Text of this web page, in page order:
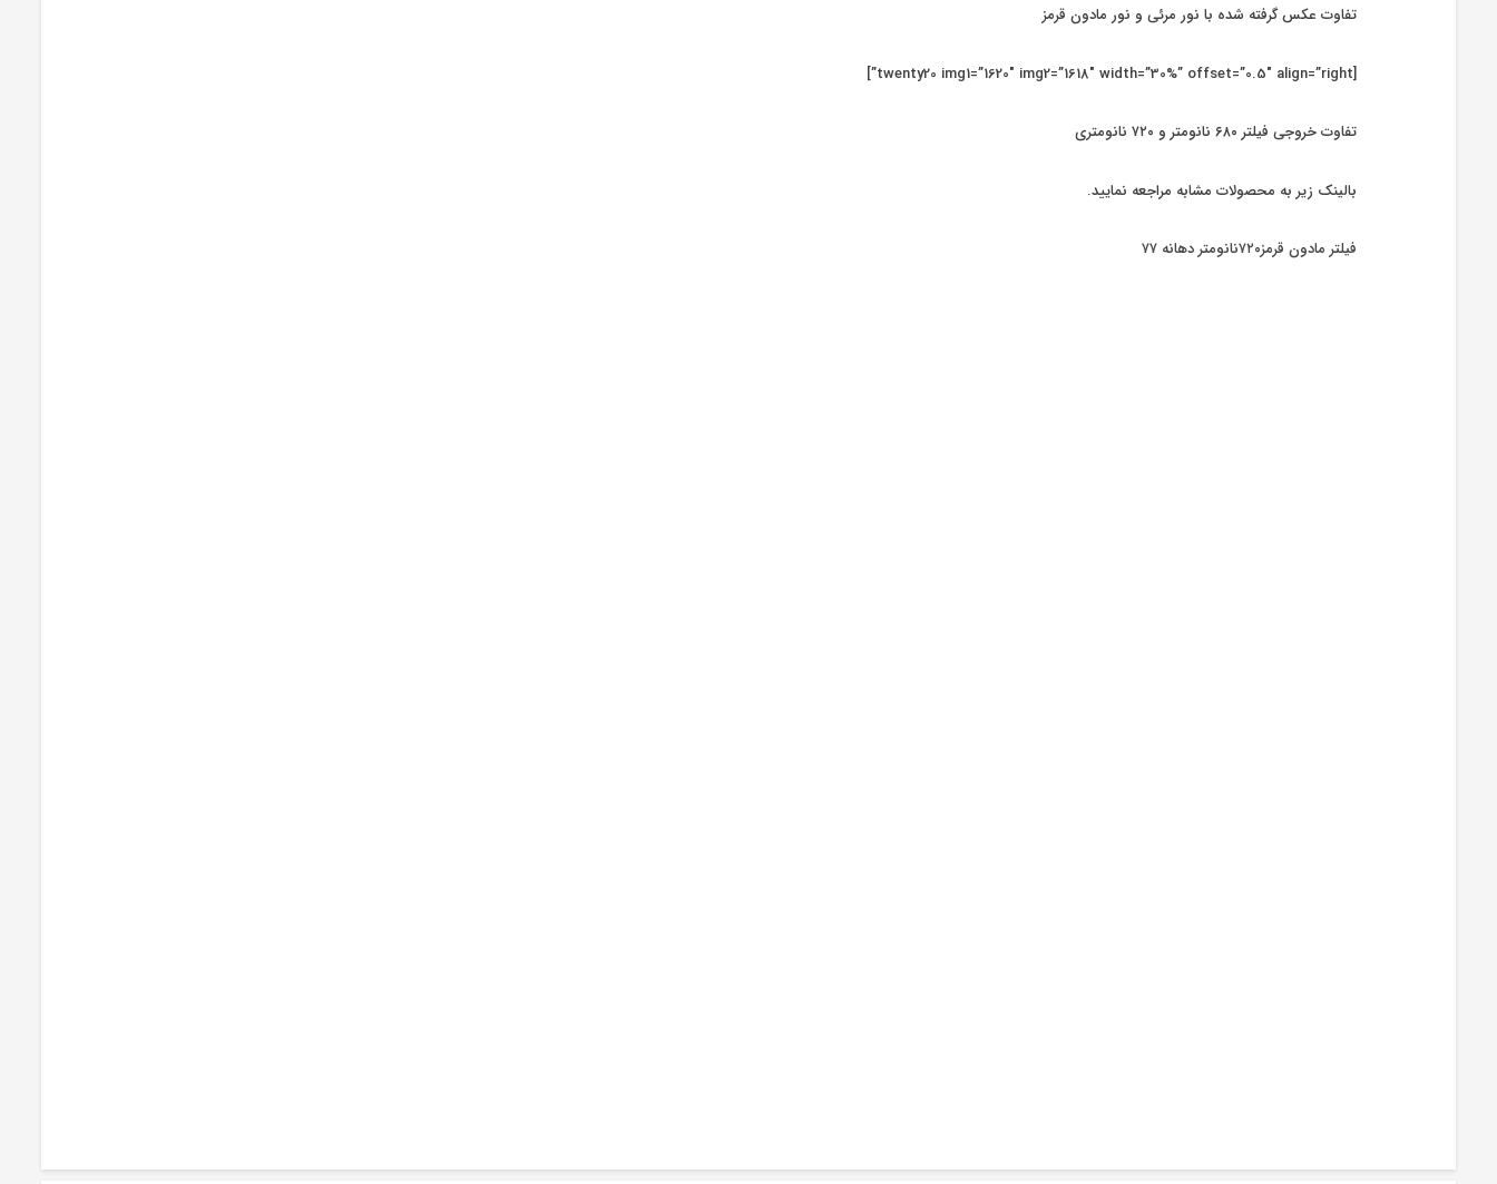
تفاوت عکس گرفته شده با نور مرئی و نور مادون قرمز
[twenty20 img1=”1620″ img2=”1618″ width=”30%” offset=”0.5″ align=”right”]
تفاوت خروجی فیلتر ۶۸۰ نانومتر و ۷۲۰ نانومتری
بالینک زیر به محصولات مشابه مراجعه نمایید.
فیلتر مادون قرمز۷۲۰نانومتر دهانه ۷۷